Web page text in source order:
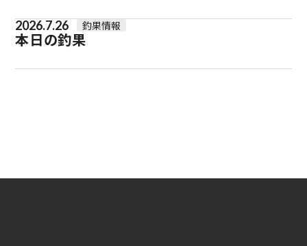
2026.7.26 釣果情報
本日の釣果